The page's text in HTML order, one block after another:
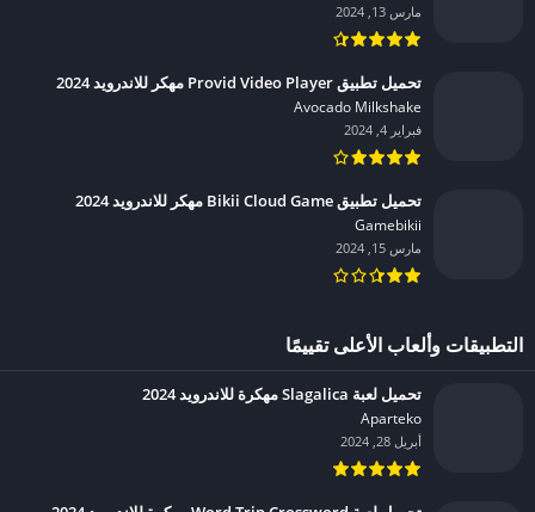
مارس 13, 2024
تحميل تطبيق Provid Video Player مهكر للاندرويد 2024
Avocado Milkshake‏
فبراير 4, 2024
تحميل تطبيق Bikii Cloud Game مهكر للاندرويد 2024
Gamebikii‏
مارس 15, 2024
التطبيقات وألعاب الأعلى تقييمًا
تحميل لعبة Slagalica مهكرة للاندرويد 2024
Aparteko‏
أبريل 28, 2024